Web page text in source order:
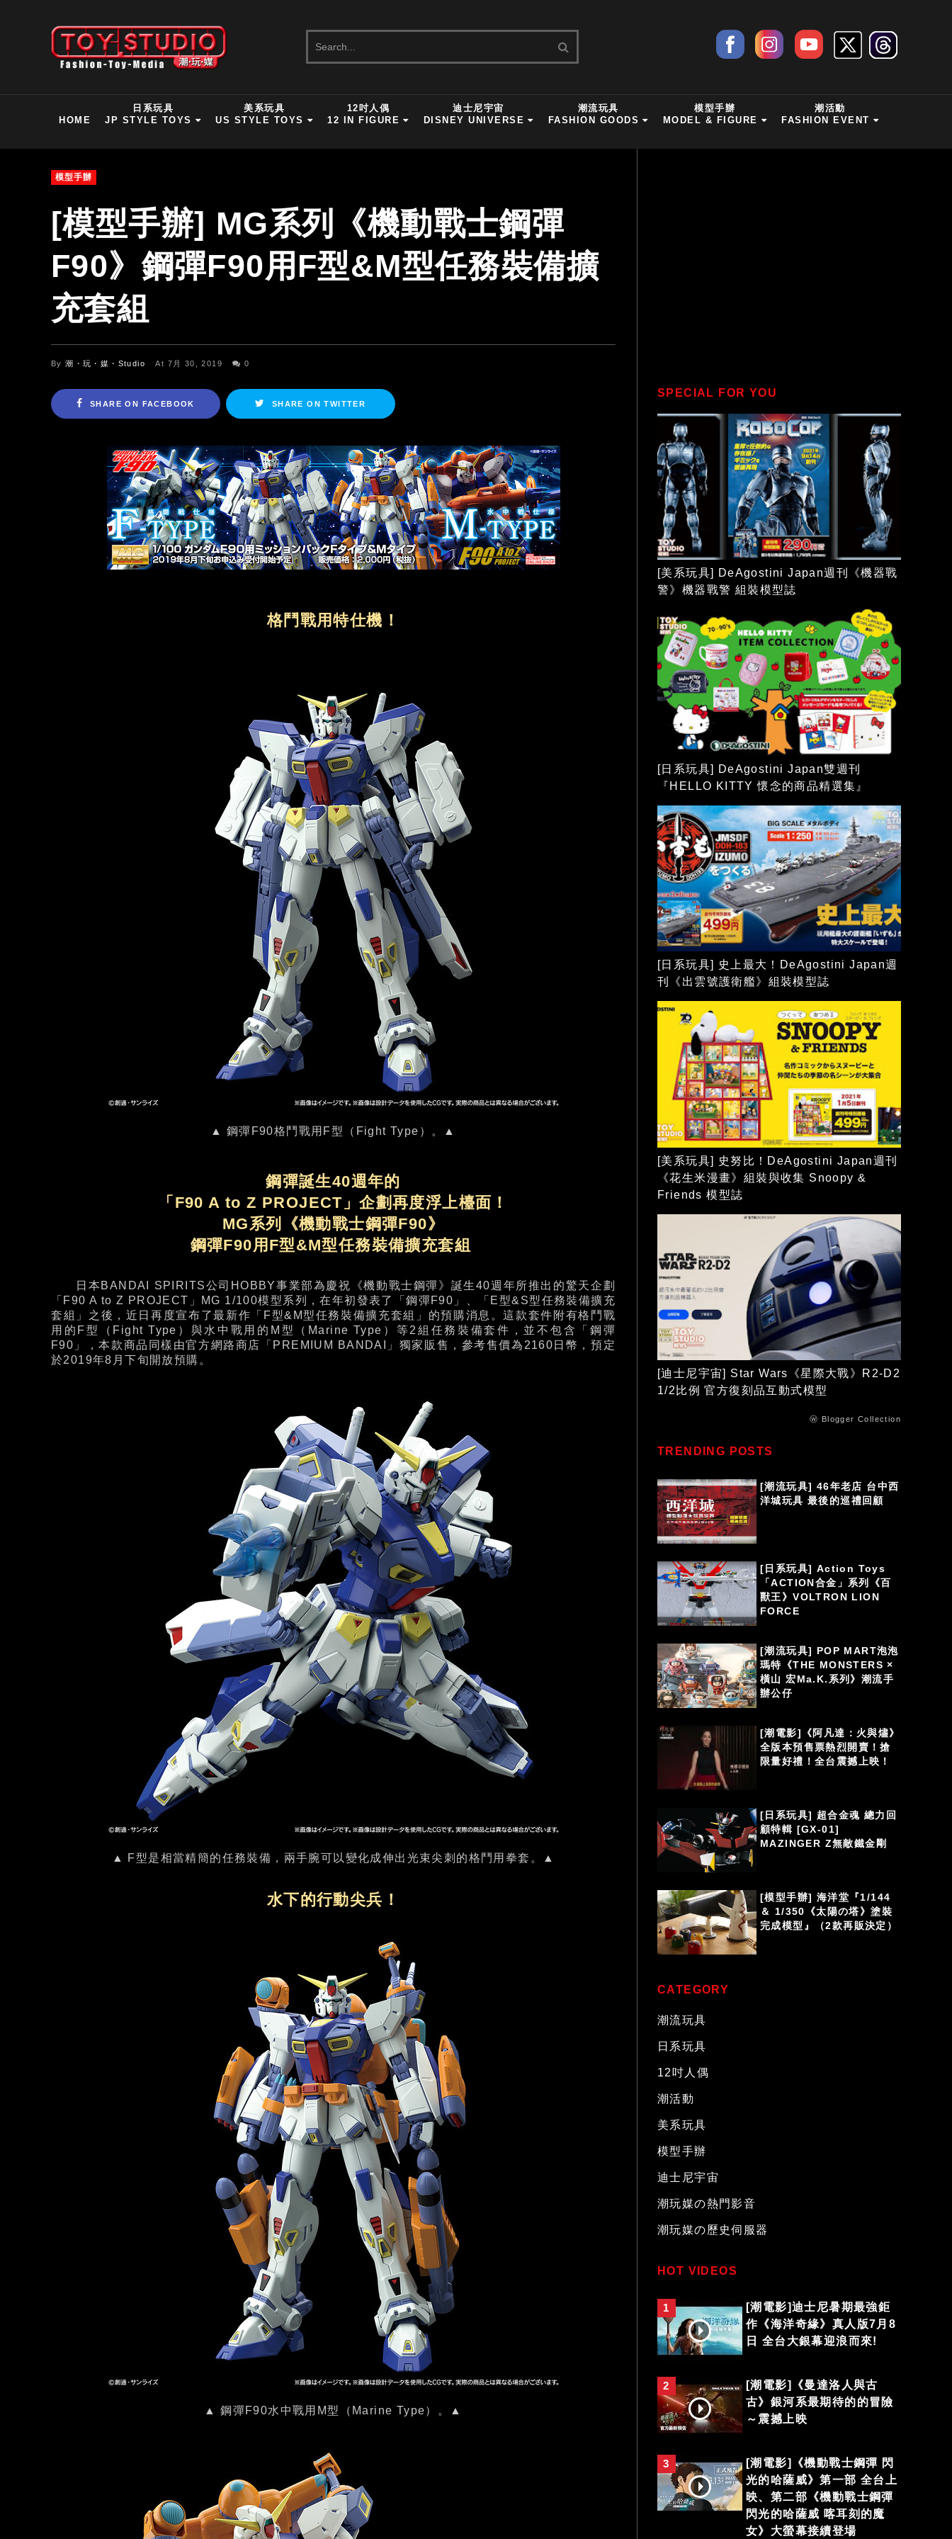
HOME
日系玩具
JP STYLE TOYS
美系玩具
US STYLE TOYS
12吋人偶
12 IN FIGURE
迪士尼宇宙
DISNEY UNIVERSE
潮流玩具
FASHION GOODS
模型手辦
MODEL & FIGURE
潮活動
FASHION EVENT
模型手辦
[模型手辦] MG系列《機動戰士鋼彈
F90》鋼彈F90用F型&M型任務裝備擴
充套組
By潮・玩・媒・Studio At 7月 30, 2019 0
SHARE ON FACEBOOK SHARE ON TWITTER
格鬥戰用特仕機！
▲ 鋼彈F90格鬥戰用F型（Fight Type）。▲
鋼彈誕生40週年的
「F90 A to Z PROJECT」企劃再度浮上檯面！
MG系列《機動戰士鋼彈F90》
鋼彈F90用F型&M型任務裝備擴充套組
日本BANDAI SPIRITS公司HOBBY事業部為慶祝《機動戰士鋼彈》誕生40週年所推出的驚天企劃
「F90 A to Z PROJECT」MG 1/100模型系列，在年初發表了「鋼彈F90」、「E型&S型任務裝備擴充
套組」之後，近日再度宣布了最新作「F型&M型任務裝備擴充套組」的預購消息。這款套件附有格鬥戰
用的F型（Fight Type）與水中戰用的M型（Marine Type）等2組任務裝備套件，並不包含「鋼彈
F90」，本款商品同樣由官方網路商店「PREMIUM BANDAI」獨家販售，參考售價為2160日幣，預定
於2019年8月下旬開放預購。
▲ F型是相當精簡的任務裝備，兩手腕可以變化成伸出光束尖刺的格鬥用拳套。▲
水下的行動尖兵！
▲ 鋼彈F90水中戰用M型（Marine Type）。▲
SPECIAL FOR YOU
[美系玩具] DeAgostini Japan週刊《機器戰
警》機器戰警 組裝模型誌
[日系玩具] DeAgostini Japan雙週刊
『HELLO KITTY 懷念的商品精選集』
[日系玩具] 史上最大！DeAgostini Japan週
刊《出雲號護衛艦》組裝模型誌
[美系玩具] 史努比！DeAgostini Japan週刊
《花生米漫畫》組裝與收集 Snoopy &
Friends 模型誌
[迪士尼宇宙] Star Wars《星際大戰》R2-D2
1/2比例 官方復刻品互動式模型
ⓦ Blogger Collection
TRENDING POSTS
[潮流玩具] 46年老店 台中西
洋城玩具 最後的巡禮回顧
[日系玩具] Action Toys
「ACTION合金」系列《百
獸王》VOLTRON LION
FORCE
[潮流玩具] POP MART泡泡
瑪特《THE MONSTERS ×
橫山 宏Ma.K.系列》潮流手
辦公仔
[潮電影]《阿凡達：火與燼》
全版本預售票熱烈開賣！搶
限量好禮！全台震撼上映！
[日系玩具] 超合金魂 總力回
顧特輯 [GX-01]
MAZINGER Z無敵鐵金剛
[模型手辦] 海洋堂『1/144
＆ 1/350《太陽の塔》塗裝
完成模型』（2款再販決定）
CATEGORY
潮流玩具
日系玩具
12吋人偶
潮活動
美系玩具
模型手辦
迪士尼宇宙
潮玩媒の熱門影音
潮玩媒の歷史伺服器
HOT VIDEOS
1
[潮電影]迪士尼暑期最強鉅
作《海洋奇緣》真人版7月8
日 全台大銀幕迎浪而來!
2
[潮電影]《曼達洛人與古
古》銀河系最期待的的冒險
～震撼上映
3
[潮電影]《機動戰士鋼彈 閃
光的哈薩威》第一部 全台上
映、第二部《機動戰士鋼彈
閃光的哈薩威 喀耳刻的魔
女》大螢幕接續登場